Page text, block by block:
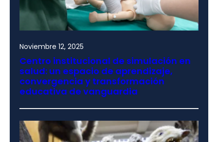
Noviembre 12, 2025
Centro institucional de simulación en
salud: un espacio de aprendizaje,
convergencia y transformación
educativa de vanguardia